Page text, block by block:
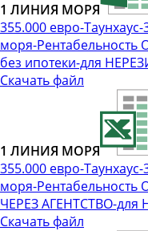
1 ЛИНИЯ МОРЯ
355.000 евро-
моря-Рентабельность
без ипотеки-для
Скачать файл
1 ЛИНИЯ МОРЯ
355.000 евро-
моря-
ЧЕРЕЗ АГЕНТСТВО-для
Скачать файл